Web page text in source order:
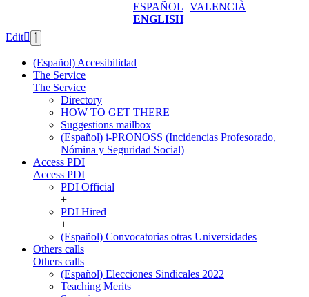
ESPAÑOL VALENCIÀ
ENGLISH
Edit
(Español) Accesibilidad
The Service
The Service
Directory
HOW TO GET THERE
Suggestions mailbox
(Español) i-PRONOSS (Incidencias Profesorado,
Nómina y Seguridad Social)
Access PDI
Access PDI
PDI Official
+
PDI Hired
+
(Español) Convocatorias otras Universidades
Others calls
Others calls
(Español) Elecciones Sindicales 2022
Teaching Merits